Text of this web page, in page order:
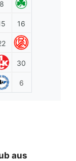
8
16
30
6
aus